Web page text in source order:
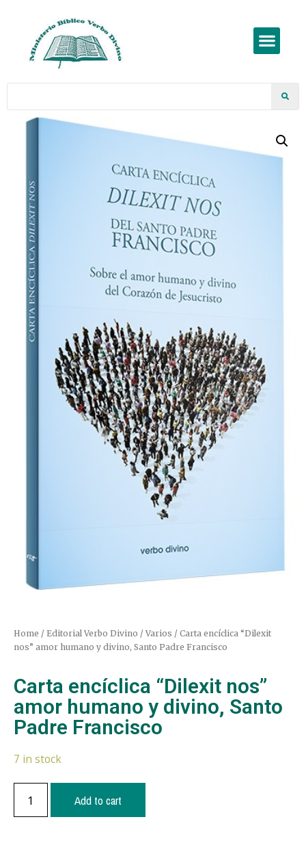
Home / Editorial Verbo Divino / Varios / Carta encíclica “Dilexit
nos” amor humano y divino, Santo Padre Francisco
Carta encíclica “Dilexit nos”
amor humano y divino, Santo
Padre Francisco
7 in stock
Add to cart